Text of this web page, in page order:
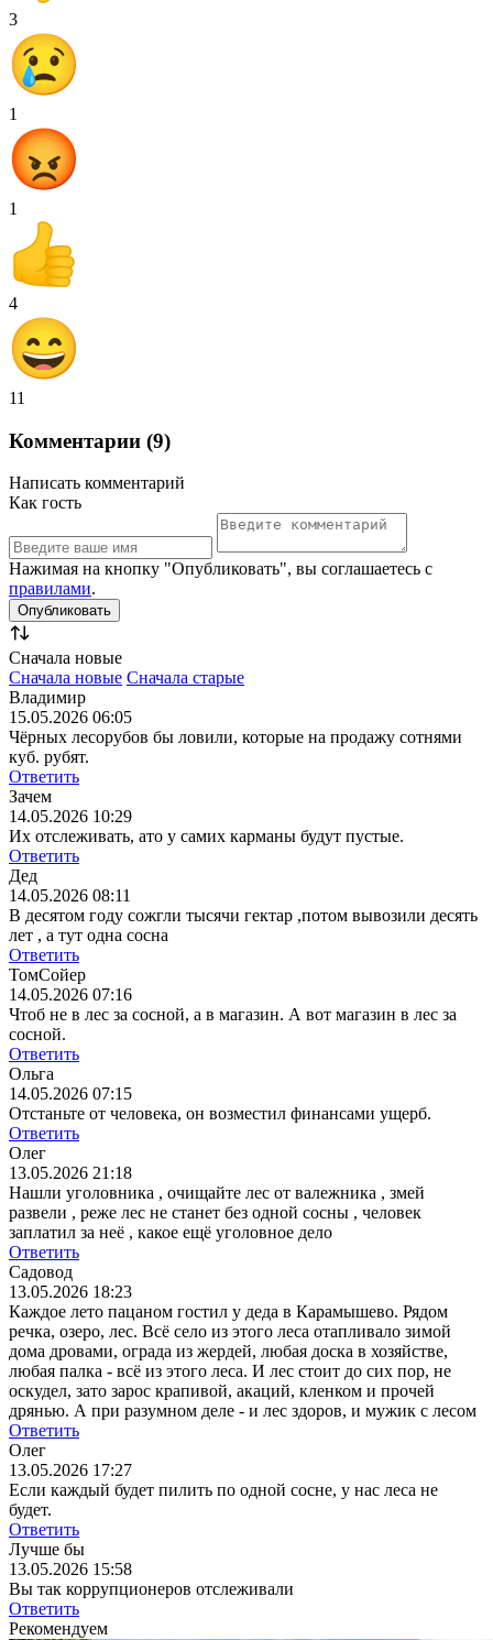
3
1
1
4
11
Комментарии (9)
Написать комментарий
Как гость
Нажимая на кнопку "Опубликовать", вы соглашаетесь с
правилами.
Сначала новые
Сначала новые Сначала старые
Владимир
15.05.2026 06:05
Чёрных лесорубов бы ловили, которые на продажу сотнями
куб. рубят.
Ответить
Зачем
14.05.2026 10:29
Их отслеживать, ато у самих карманы будут пустые.
Ответить
Дед
14.05.2026 08:11
В десятом году сожгли тысячи гектар ,потом вывозили десять
лет , а тут одна сосна
Ответить
ТомСойер
14.05.2026 07:16
Чтоб не в лес за сосной, а в магазин. А вот магазин в лес за
сосной.
Ответить
Ольга
14.05.2026 07:15
Отстаньте от человека, он возместил финансами ущерб.
Ответить
Олег
13.05.2026 21:18
Нашли уголовника , очищайте лес от валежника , змей
развели , реже лес не станет без одной сосны , человек
заплатил за неё , какое ещё уголовное дело
Ответить
Садовод
13.05.2026 18:23
Каждое лето пацаном гостил у деда в Карамышево. Рядом
речка, озеро, лес. Всё село из этого леса отапливало зимой
дома дровами, ограда из жердей, любая доска в хозяйстве,
любая палка - всё из этого леса. И лес стоит до сих пор, не
оскудел, зато зарос крапивой, акаций, кленком и прочей
дрянью. А при разумном деле - и лес здоров, и мужик с лесом
Ответить
Олег
13.05.2026 17:27
Если каждый будет пилить по одной сосне, у нас леса не
будет.
Ответить
Лучше бы
13.05.2026 15:58
Вы так коррупционеров отслеживали
Ответить
Рекомендуем